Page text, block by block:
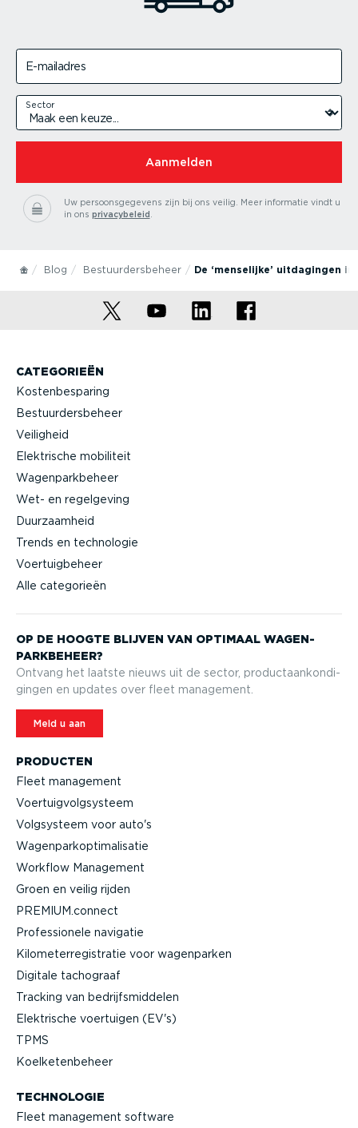
E-mailadres
Sector
Aanmelden
Uw persoonsgegevens zijn bij ons veilig. Meer informatie vindt u
in ons privacybeleid.
Blog Bestuurdersbeheer De ‘menselijke’ uitdagingen
CATEGORIEËN
Kostenbesparing
Bestuurdersbeheer
Veiligheid
Elektrische mobiliteit
Wagenparkbeheer
Wet- en regelgeving
Duurzaamheid
Trends en technologie
Voertuigbeheer
Alle categorieën
PRODUCTEN
Fleet management
Voertuig­volg­systeem
Volgsysteem voor auto's
Wagen­par­kop­ti­ma­li­satie
Workflow Management
Groen en veilig rijden
PREMIUM.connect
Profes­si­onele navigatie
Kilome­ter­re­gi­stratie voor wagenparken
Digitale tachograaf
Tracking van bedrijfs­mid­delen
Elektrische voertuigen (EV's)
TPMS
Koelke­ten­beheer
TECHNOLOGIE
Fleet management software
OP DE HOOGTE BLIJVEN VAN OPTIMAAL WAGEN­
PARK­BEHEER?
Ontvang het laatste nieuws uit de sector, product­aan­kon­di­
gingen en updates over fleet management.
Meld u aan